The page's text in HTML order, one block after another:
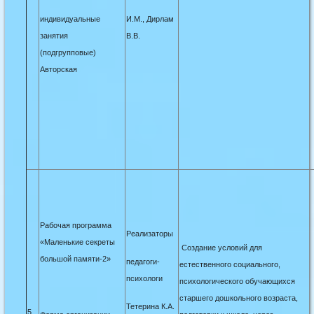
индивидуальные
занятия
(подгрупповые)
Авторская
И.М., Дирлам
В.В.
5.
Рабочая программа
«Маленькие секреты
большой памяти-2»
Реализаторы
педагоги-
психологи
Тетерина К.А.
Создание условий для
естественного социального,
психологического обучающихся
старшего дошкольного возраста,